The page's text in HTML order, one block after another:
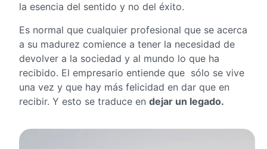
la esencia del sentido y no del éxito.
Es normal que cualquier profesional que se acerca
a su madurez comience a tener la necesidad de
devolver a la sociedad y al mundo lo que ha
recibido. El empresario entiende que sólo se vive
una vez y que hay más felicidad en dar que en
recibir. Y esto se traduce en dejar un legado.